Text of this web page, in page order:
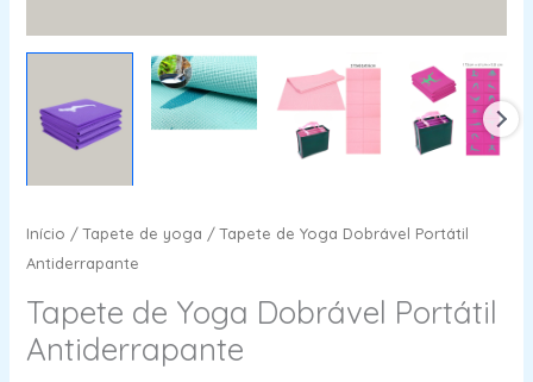
Início /Tapete de yoga / Tapete de Yoga Dobrável Portátil
Antiderrapante
Tapete de Yoga Dobrável Portátil
Antiderrapante